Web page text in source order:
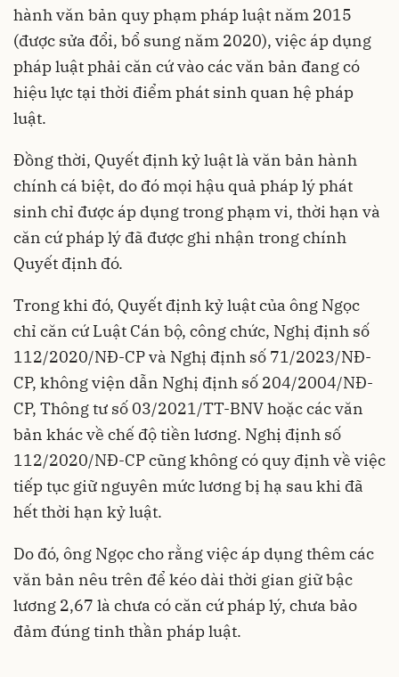
hành văn bản quy phạm pháp luật năm 2015
(được sửa đổi, bổ sung năm 2020), việc áp dụng
pháp luật phải căn cứ vào các văn bản đang có
hiệu lực tại thời điểm phát sinh quan hệ pháp
luật.
Đồng thời, Quyết định kỷ luật là văn bản hành
chính cá biệt, do đó mọi hậu quả pháp lý phát
sinh chỉ được áp dụng trong phạm vi, thời hạn và
căn cứ pháp lý đã được ghi nhận trong chính
Quyết định đó.
Trong khi đó, Quyết định kỷ luật của ông Ngọc
chỉ căn cứ Luật Cán bộ, công chức, Nghị định số
112/2020/NĐ-CP và Nghị định số 71/2023/NĐ-
CP, không viện dẫn Nghị định số 204/2004/NĐ-
CP, Thông tư số 03/2021/TT-BNV hoặc các văn
bản khác về chế độ tiền lương. Nghị định số
112/2020/NĐ-CP cũng không có quy định về việc
tiếp tục giữ nguyên mức lương bị hạ sau khi đã
hết thời hạn kỷ luật.
Do đó, ông Ngọc cho rằng việc áp dụng thêm các
văn bản nêu trên để kéo dài thời gian giữ bậc
lương 2,67 là chưa có căn cứ pháp lý, chưa bảo
đảm đúng tinh thần pháp luật.